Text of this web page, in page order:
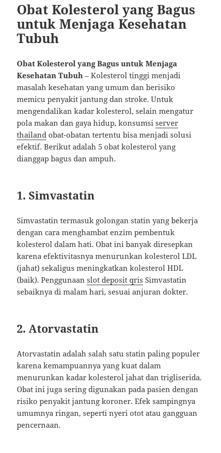
Obat Kolesterol yang Bagus
untuk Menjaga Kesehatan
Tubuh
Obat Kolesterol yang Bagus untuk Menjaga
Kesehatan Tubuh – Kolesterol tinggi menjadi
masalah kesehatan yang umum dan berisiko
memicu penyakit jantung dan stroke. Untuk
mengendalikan kadar kolesterol, selain mengatur
pola makan dan gaya hidup, konsumsiserver
thailand obat-obatan tertentu bisa menjadi solusi
efektif. Berikut adalah 5 obat kolesterol yang
dianggap bagus dan ampuh.
1. Simvastatin
Simvastatin termasuk golongan statin yang bekerja
dengan cara menghambat enzim pembentuk
kolesterol dalam hati. Obat ini banyak diresepkan
karena efektivitasnya menurunkan kolesterol LDL
(jahat) sekaligus meningkatkan kolesterol HDL
(baik). Penggunaanslot deposit qris Simvastatin
sebaiknya di malam hari, sesuai anjuran dokter.
2. Atorvastatin
Atorvastatin adalah salah satu statin paling populer
karena kemampuannya yang kuat dalam
menurunkan kadar kolesterol jahat dan trigliserida.
Obat ini juga sering digunakan pada pasien dengan
risiko penyakit jantung koroner. Efek sampingnya
umumnya ringan, seperti nyeri otot atau gangguan
pencernaan.